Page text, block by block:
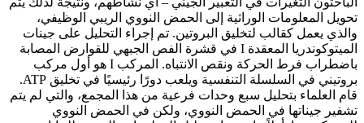
تحويل المعلومات الوراثية إلى الحمض النووي الريبي الوظيفي،
والذي يعمل كقالب لتخليق البروتين. تم إجراء التحليل على جينات
الميتوكوندريا المعقدة I في قشرة الفص الجبهي للقوارض المصابة
باضطراب فرط الحركة ونقص الانتباه. المركب I هو أول مركب
بروتيني في السلسلة التنفسية ويلعب دورًا رئيسيًا في تخليق ATP.
قام العلماء بتحليل سبع وحدات فرعية من هذا المجمع، والتي لم يتم
تشفير جيناتها في الحمض النووي، ولكن في الحمض النووي